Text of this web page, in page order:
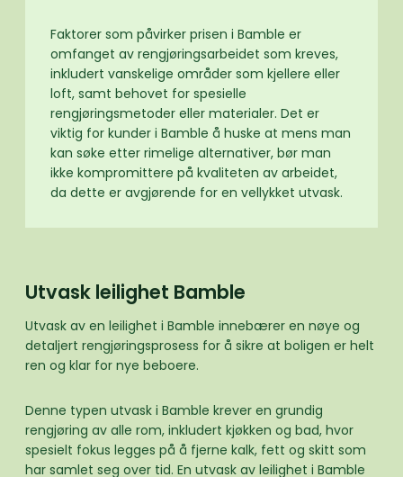
Faktorer som påvirker prisen i Bamble er
omfanget av rengjøringsarbeidet som kreves,
inkludert vanskelige områder som kjellere eller
loft, samt behovet for spesielle
rengjøringsmetoder eller materialer. Det er
viktig for kunder i Bamble å huske at mens man
kan søke etter rimelige alternativer, bør man
ikke kompromittere på kvaliteten av arbeidet,
da dette er avgjørende for en vellykket utvask.
Utvask leilighet Bamble
Utvask av en leilighet i Bamble innebærer en nøye og
detaljert rengjøringsprosess for å sikre at boligen er helt
ren og klar for nye beboere.
Denne typen utvask i Bamble krever en grundig
rengjøring av alle rom, inkludert kjøkken og bad, hvor
spesielt fokus legges på å fjerne kalk, fett og skitt som
har samlet seg over tid. En utvask av leilighet i Bamble